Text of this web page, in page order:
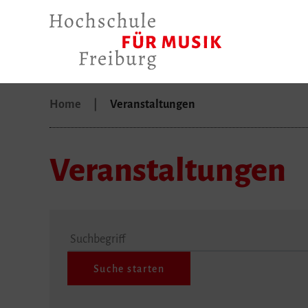
Home Veranstaltungen
Veranstaltungen
Suchbegriff